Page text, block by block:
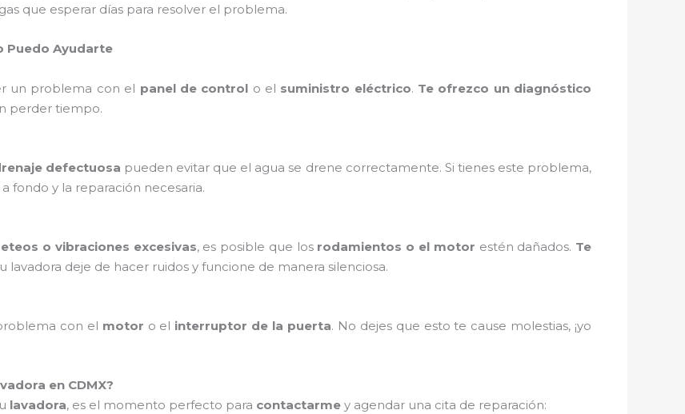
que esperar días para resolver el problema.
Puedo Ayudarte
un problema con el panel de control o el suministro eléctrico. Te ofrezco un diagnóstico
perder tiempo.
defectuosa pueden evitar que el agua se drene correctamente. Si tienes este problema,
fondo y la reparación necesaria.
o vibraciones excesivas, es posible que los rodamientos o el motor estén dañados. Te
lavadora deje de hacer ruidos y funcione de manera silenciosa.
con el motor o el interruptor de la puerta. No dejes que esto te cause molestias, ¡yo
en CDMX?
lavadora, es el momento perfecto para contactarme y agendar una cita de reparación: